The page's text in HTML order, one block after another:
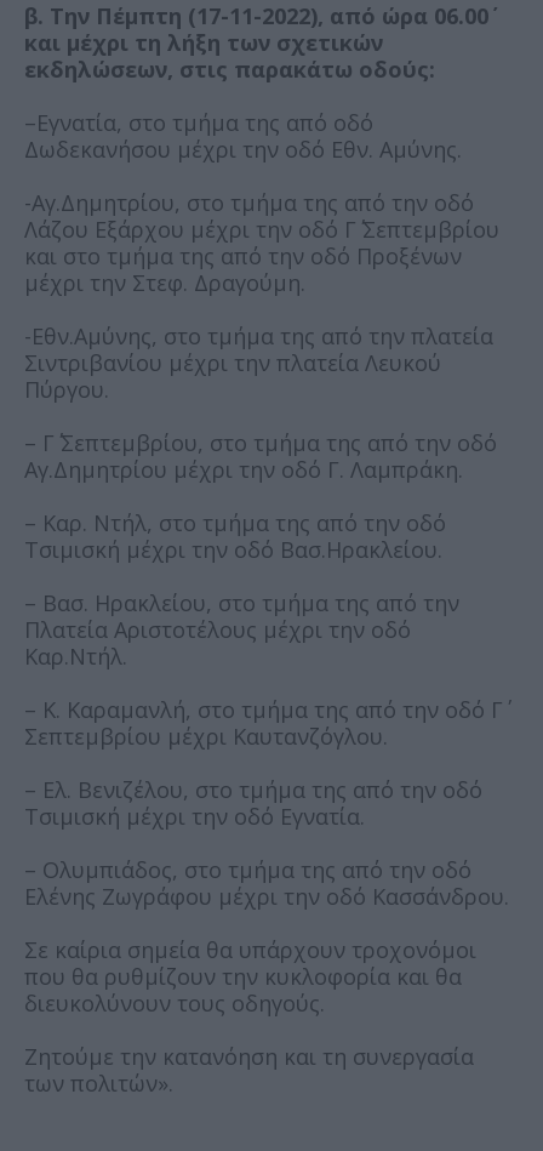
β. Την Πέμπτη (17-11-2022), από ώρα 06.00΄
και μέχρι τη λήξη των σχετικών
εκδηλώσεων, στις παρακάτω οδούς:
–Εγνατία, στο τμήμα της από οδό
Δωδεκανήσου μέχρι την οδό Εθν. Αμύνης.
-Αγ.Δημητρίου, στο τμήμα της από την οδό
Λάζου Εξάρχου μέχρι την οδό Γ΄ Σεπτεμβρίου
και στο τμήμα της από την οδό Προξένων
μέχρι την Στεφ. Δραγούμη.
-Εθν.Αμύνης, στο τμήμα της από την πλατεία
Σιντριβανίου μέχρι την πλατεία Λευκού
Πύργου.
– Γ΄ Σεπτεμβρίου, στο τμήμα της από την οδό
Αγ.Δημητρίου μέχρι την οδό Γ. Λαμπράκη.
– Καρ. Ντήλ, στο τμήμα της από την οδό
Τσιμισκή μέχρι την οδό Βασ.Ηρακλείου.
– Βασ. Ηρακλείου, στο τμήμα της από την
Πλατεία Αριστοτέλους μέχρι την οδό
Καρ.Ντήλ.
– Κ. Καραμανλή, στο τμήμα της από την οδό Γ΄
Σεπτεμβρίου μέχρι Καυτανζόγλου.
– Ελ. Βενιζέλου, στο τμήμα της από την οδό
Τσιμισκή μέχρι την οδό Εγνατία.
– Ολυμπιάδος, στο τμήμα της από την οδό
Ελένης Ζωγράφου μέχρι την οδό Κασσάνδρου.
Σε καίρια σημεία θα υπάρχουν τροχονόμοι
που θα ρυθμίζουν την κυκλοφορία και θα
διευκολύνουν τους οδηγούς.
Ζητούμε την κατανόηση και τη συνεργασία
των πολιτών».